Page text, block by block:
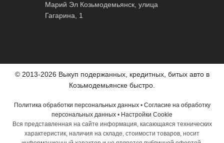
Марий Эл Козьмодемьянск, улица
Гагарина, 1
© 2013-2026 Выкуп подержанных, кредитных, битых авто в
Козьмодемьянске быстро.
Политика обработки персональных данных• Согласие на обработку
персональных данных • Настройки Cookie
Вся представленная на сайте информация, касающаяся технических
характеристик, наличия на складе, стоимости товаров, носит